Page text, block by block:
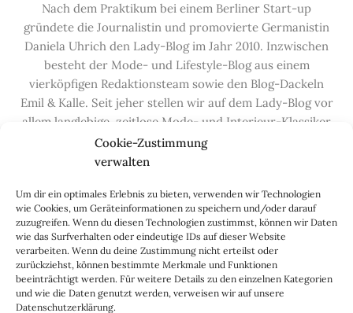
Cookie-Zustimmung
verwalten
Um dir ein optimales Erlebnis zu bieten, verwenden wir Technologien
wie Cookies, um Geräteinformationen zu speichern und/oder darauf
zuzugreifen. Wenn du diesen Technologien zustimmst, können wir Daten
wie das Surfverhalten oder eindeutige IDs auf dieser Website
verarbeiten. Wenn du deine Zustimmung nicht erteilst oder
zurückziehst, können bestimmte Merkmale und Funktionen
beeinträchtigt werden. Für weitere Details zu den einzelnen Kategorien
und wie die Daten genutzt werden, verweisen wir auf unsere
Datenschutzerklärung.
Nach dem Praktikum bei einem Berliner Start-up
gründete die Journalistin und promovierte Germanistin
Daniela Uhrich den Lady-Blog im Jahr 2010. Inzwischen
besteht der Mode- und Lifestyle-Blog aus einem
vierköpfigen Redaktionsteam sowie den Blog-Dackeln
Emil & Kalle. Seit jeher stellen wir auf dem Lady-Blog vor
allem langlebige, zeitlose Mode- und Interieur-Klassiker
vor, die hochwertig verarbeitet und unter guten
Bedingungen hergestellt wurden – gerne „Made in
Handwerksberufe und kleine feine Firmen, denen wir
hier auf dem Blog eine Präsentationsfläche bieten, sowie
alle Dinge, die das Leben ein bisschen schöner machen.
Darüber hinaus legen wir großen Wert auf den
Austausch mit Euch, den Leserinnen – über die
Kommentarfunktion, dieLady-Frage, dieLove-List